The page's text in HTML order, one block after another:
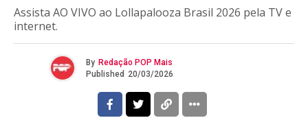
Assista AO VIVO ao Lollapalooza Brasil 2026 pela TV e
internet.
By Redação POP Mais
Published 20/03/2026